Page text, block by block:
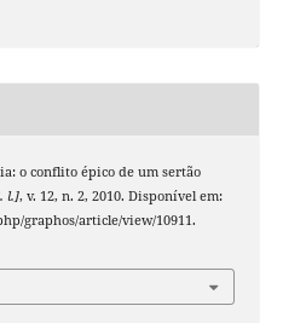
o conflito épico de um sertão
l.], v. 12, n. 2, 2010. Disponível em:
graphos/article/view/10911.